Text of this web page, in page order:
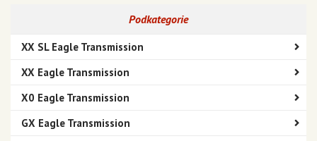
Podkategorie
XX SL Eagle Transmission
XX Eagle Transmission
X0 Eagle Transmission
GX Eagle Transmission